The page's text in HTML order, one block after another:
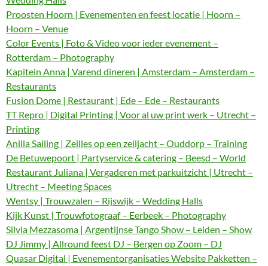
Proosten Hoorn | Evenementen en feest locatie | Hoorn –
Hoorn – Venue
Color Events | Foto & Video voor ieder evenement –
Rotterdam – Photography
Kapitein Anna | Varend dineren | Amsterdam – Amsterdam –
Restaurants
Fusion Dome | Restaurant | Ede – Ede – Restaurants
TT Repro | Digital Printing | Voor al uw print werk – Utrecht –
Printing
Anilla Sailing | Zeilles op een zeiljacht – Ouddorp – Training
De Betuwepoort | Partyservice & catering – Beesd – World
Restaurant Juliana | Vergaderen met parkuitzicht | Utrecht –
Utrecht – Meeting Spaces
Wentsy | Trouwzalen – Rijswijk – Wedding Halls
Kijk Kunst | Trouwfotograaf – Eerbeek – Photography
Silvia Mezzasoma | Argentijnse Tango Show – Leiden – Show
DJ Jimmy | Allround feest DJ – Bergen op Zoom – DJ
Quasar Digital | Evenementorganisaties Website Pakketten –